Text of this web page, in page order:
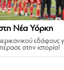
στη Νέα Υόρκη
εδάφους
στην ιστορία!